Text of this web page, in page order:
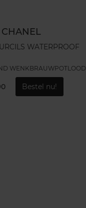
CHANEL
WATERPROOF
WENKBRAUWPOTLOOD
Bestel nu!